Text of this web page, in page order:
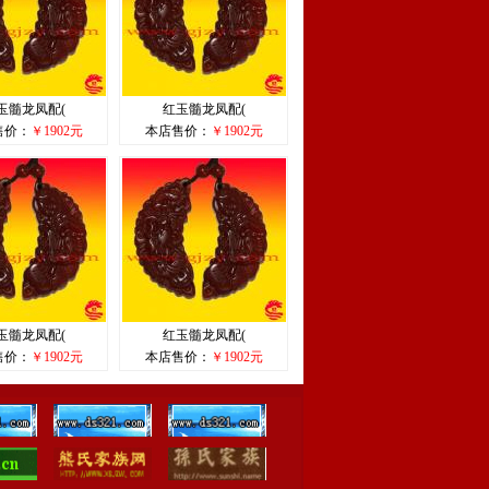
髓龙凤配(
： ￥1902元
红玉髓龙凤配(
本店售价： ￥1902元
髓龙凤配(
： ￥1902元
红玉髓龙凤配(
本店售价： ￥1902元